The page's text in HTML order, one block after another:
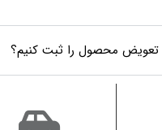
تعویض محصول را ثبت کنیم؟